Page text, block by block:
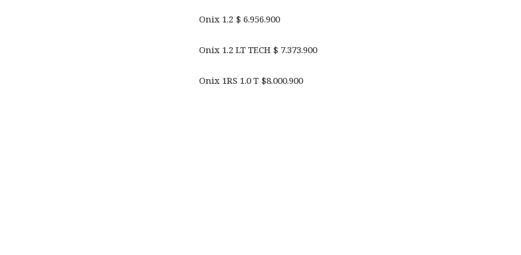
Onix 1.2 $ 6.956.900
Onix 1.2 LT TECH $ 7.373.900
Onix 1RS 1.0 T $8.000.900